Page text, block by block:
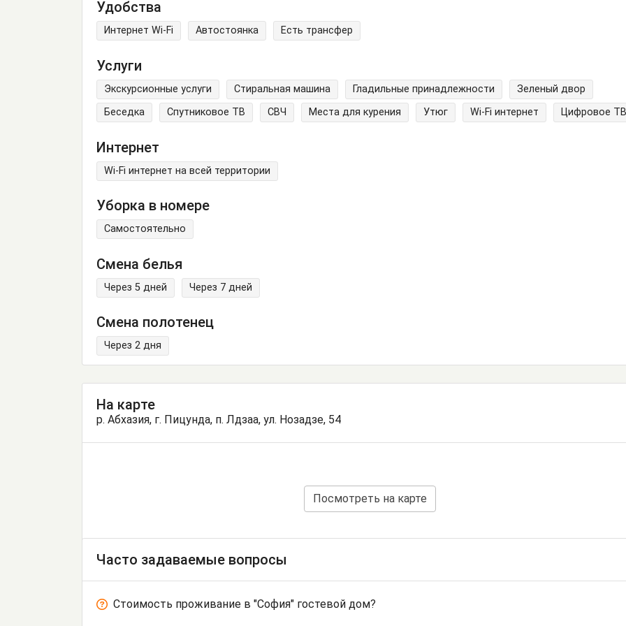
Удобства
Интернет Wi-Fi Автостоянка Есть трансфер
Услуги
Экскурсионные услуги Стиральная машина Гладильные принадлежности
Зеленый двор
Беседка
Спутниковое ТВ СВЧ Места для курения Утюг Wi-Fi интернет Цифровое ТВ
Интернет
Wi-Fi интернет на всей территории
Уборка в номере
Самостоятельно
Смена белья
Через 5 дней Через 7 дней
Смена полотенец
Через 2 дня
На карте
р. Абхазия, г. Пицунда, п. Лдзаа, ул. Нозадзе, 54
Посмотреть на карте
Часто задаваемые вопросы
Стоимость проживание в "София" гостевой дом?